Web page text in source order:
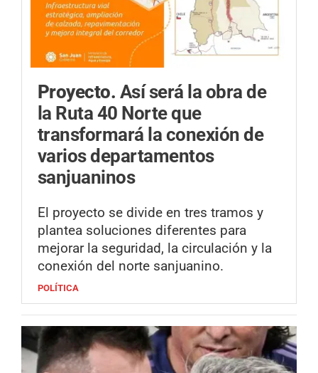
Proyecto. Así será la obra de
la Ruta 40 Norte que
transformará la conexión de
varios departamentos
sanjuaninos
El proyecto se divide en tres tramos y
plantea soluciones diferentes para
mejorar la seguridad, la circulación y la
conexión del norte sanjuanino.
POLÍTICA